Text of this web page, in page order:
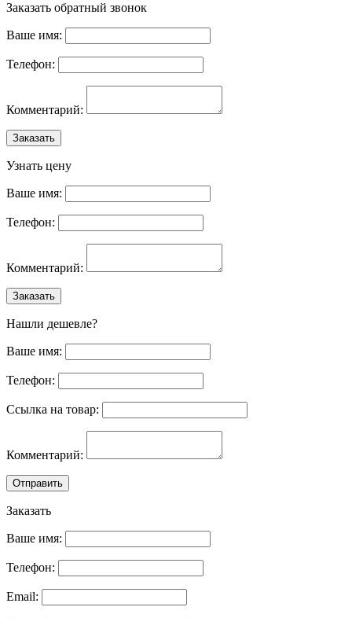
Заказать обратный звонок
Ваше имя:
Телефон:
Комментарий:
Заказать
Узнать цену
Ваше имя:
Телефон:
Комментарий:
Заказать
Нашли дешевле?
Ваше имя:
Телефон:
Ссылка на товар:
Комментарий:
Отправить
Заказать
Ваше имя:
Телефон:
Email: